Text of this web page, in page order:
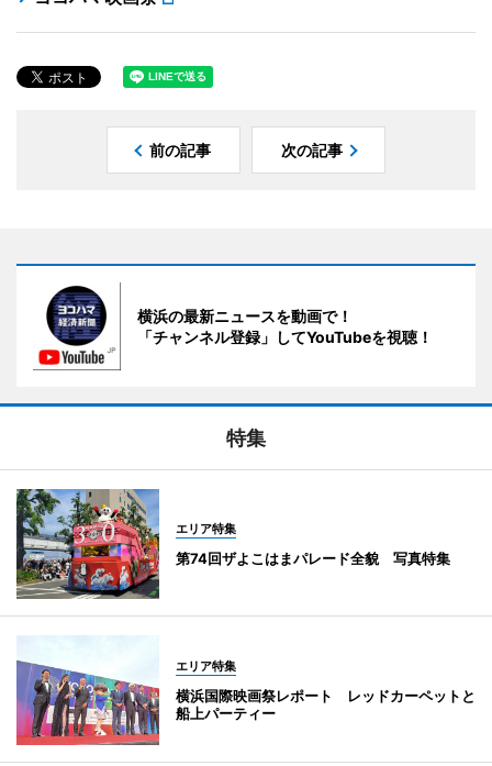
前の記事 次の記事
横浜の最新ニュースを動画で！
「チャンネル登録」してYouTubeを視聴！
特集
エリア特集
第74回ザよこはまパレード全貌 写真特集
エリア特集
横浜国際映画祭レポート レッドカーペットと
船上パーティー